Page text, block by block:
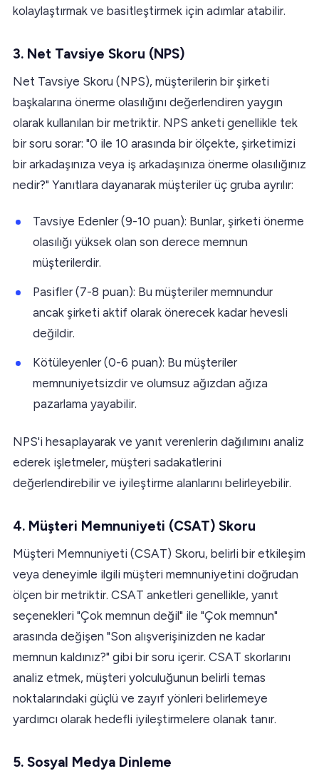
kolaylaştırmak ve basitleştirmek için adımlar atabilir.
3. Net Tavsiye Skoru (NPS)
Net Tavsiye Skoru (NPS), müşterilerin bir şirketi
başkalarına önerme olasılığını değerlendiren yaygın
olarak kullanılan bir metriktir. NPS anketi genellikle tek
bir soru sorar: "0 ile 10 arasında bir ölçekte, şirketimizi
bir arkadaşınıza veya iş arkadaşınıza önerme olasılığınız
nedir?" Yanıtlara dayanarak müşteriler üç gruba ayrılır:
Tavsiye Edenler (9-10 puan): Bunlar, şirketi önerme
olasılığı yüksek olan son derece memnun
müşterilerdir.
Pasifler (7-8 puan): Bu müşteriler memnundur
ancak şirketi aktif olarak önerecek kadar hevesli
değildir.
Kötüleyenler (0-6 puan): Bu müşteriler
memnuniyetsizdir ve olumsuz ağızdan ağıza
pazarlama yayabilir.
NPS'i hesaplayarak ve yanıt verenlerin dağılımını analiz
ederek işletmeler, müşteri sadakatlerini
değerlendirebilir ve iyileştirme alanlarını belirleyebilir.
4. Müşteri Memnuniyeti (CSAT) Skoru
Müşteri Memnuniyeti (CSAT) Skoru, belirli bir etkileşim
veya deneyimle ilgili müşteri memnuniyetini doğrudan
ölçen bir metriktir. CSAT anketleri genellikle, yanıt
seçenekleri "Çok memnun değil" ile "Çok memnun"
arasında değişen "Son alışverişinizden ne kadar
memnun kaldınız?" gibi bir soru içerir. CSAT skorlarını
analiz etmek, müşteri yolculuğunun belirli temas
noktalarındaki güçlü ve zayıf yönleri belirlemeye
yardımcı olarak hedefli iyileştirmelere olanak tanır.
5. Sosyal Medya Dinleme